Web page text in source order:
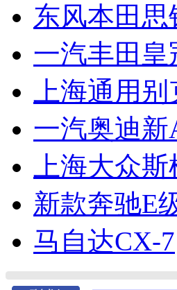
东风本田思
一汽丰田皇
上海通用
一汽奥迪新
上海大众
新款奔驰E
马自达CX-7